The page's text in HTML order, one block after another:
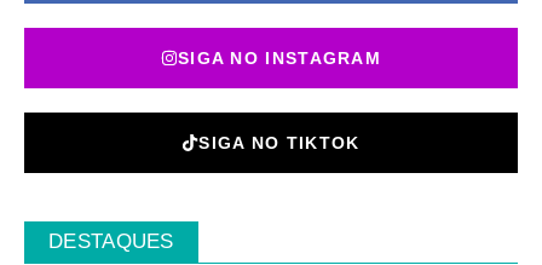
SIGA NO INSTAGRAM
SIGA NO TIKTOK
DESTAQUES